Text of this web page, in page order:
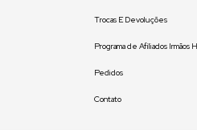
Trocas E Devoluções
Programa de Afiliados Irmãos
Pedidos
Contato